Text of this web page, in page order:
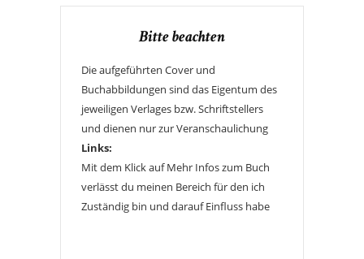
Bitte beachten
Die aufgeführten Cover und
Buchabbildungen sind das Eigentum des
jeweiligen Verlages bzw. Schriftstellers
und dienen nur zur Veranschaulichung
Links:
Mit dem Klick auf Mehr Infos zum Buch
verlässt du meinen Bereich für den ich
Zuständig bin und darauf Einfluss habe